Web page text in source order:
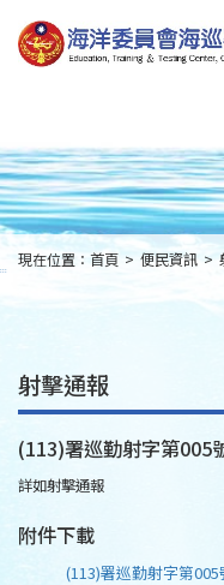
到
主
要
to
main
content
:::
現在位置： 首頁 > 便民資訊 >
射擊通報
(113)署巡勤射字第005
詳如射擊通報
附件下載
(113)署巡勤射字第